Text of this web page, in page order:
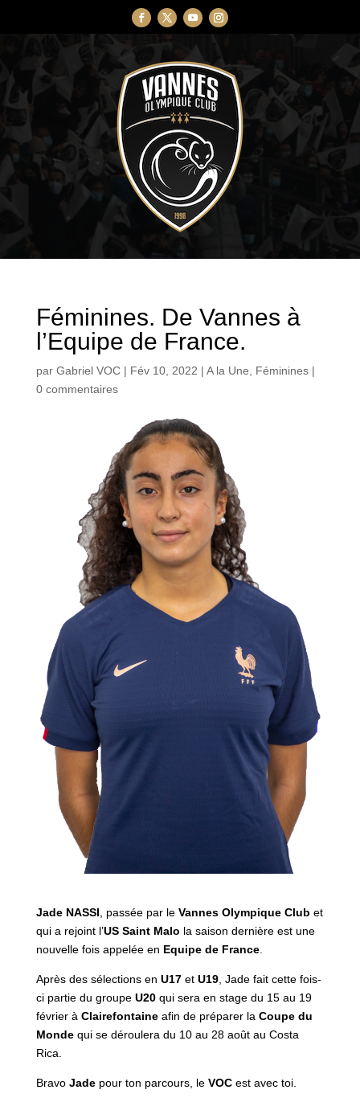
Féminines. De Vannes à
l’Equipe de France.
par Gabriel VOC| Fév 10, 2022 | A la Une, Féminines|
0 commentaires
Jade NASSI , passée par le Vannes Olympique Club et
qui a rejoint l’US Saint Malo la saison dernière est une
nouvelle fois appelée en Equipe de France.
Après des sélections en U17et U19, Jade fait cette fois-
ci partie du groupe U20qui sera en stage du 15 au 19
février à Clairefontaineafin de préparer la Coupe du
Mondequi se déroulera du 10 au 28 août au Costa
Rica.
Bravo Jadepour ton parcours, le VOCest avec toi.